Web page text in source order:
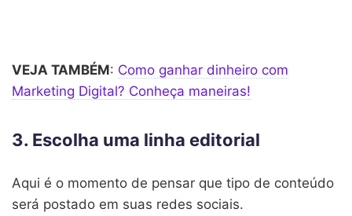
VEJA TAMBÉM: Como ganhar dinheiro com
Marketing Digital? Conheça maneiras!
3. Escolha uma linha editorial
Aqui é o momento de pensar que tipo de conteúdo
será postado em suas redes sociais.